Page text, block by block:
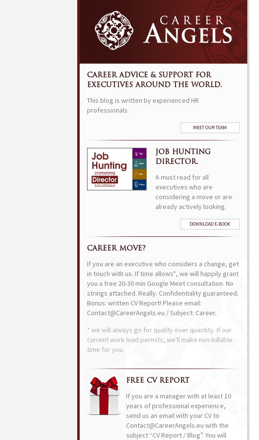
CAREER ADVICE & SUPPORT FOR
EXECUTIVES AROUND THE WORLD.
This blog is written by experienced HR
professionals.
MEET OUR TEAM
JOB HUNTING
DIRECTOR.
A must read for all
executives who are
considering a move or are
already actively looking.
DOWNLOAD E-BOOK
CAREER MOVE?
If you are an executive who considers a change, get
in touch with us. If time allows*, we will happily grant
you a free 20-30 min Google Meet consultation. No
strings attached. Really. Confidentiality guaranteed.
Bonus: written CV Report! Please email:
Contact@CareerAngels.eu / Subject: Career.
* we will always go for quality over quantity. If our
current work load permits, we'll make non-billable
time for you.
FREE CV REPORT
If you are a manager with at least 10
years of professional experience,
send us an email with your CV to
Contact@CareerAngels.eu with the
subject “CV Report / Blog”. You will